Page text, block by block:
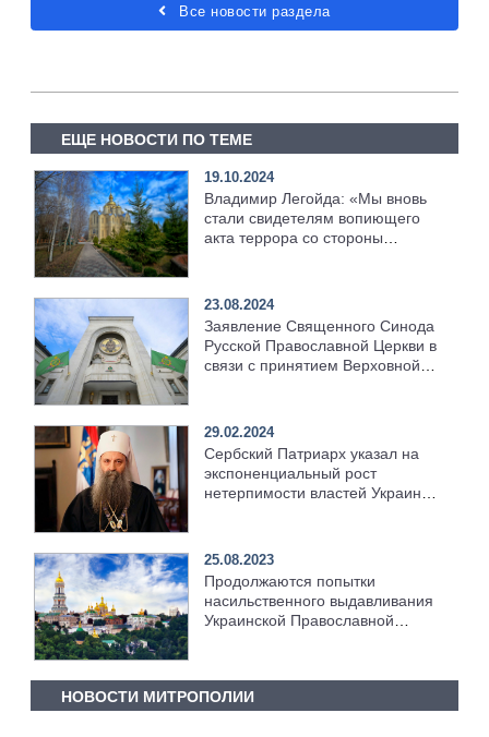
Все новости раздела
ЕЩЕ НОВОСТИ ПО ТЕМЕ
19.10.2024
Владимир Легойда: «Мы вновь
стали свидетелям вопиющего
акта террора со стороны
Украинской Православной
Церкви»
23.08.2024
Заявление Священного Синода
Русской Православной Церкви в
связи с принятием Верховной
Украинской Православной
Церкви
29.02.2024
Сербский Патриарх указал на
экспоненциальный рост
нетерпимости властей Украины
25.08.2023
Продолжаются попытки
насильственного выдавливания
Украинской Православной
НОВОСТИ МИТРОПОЛИИ